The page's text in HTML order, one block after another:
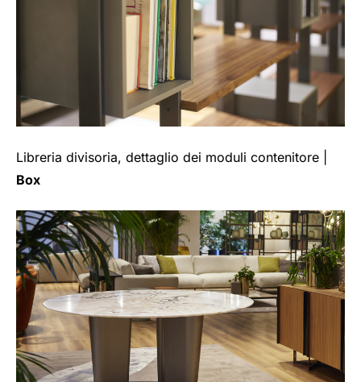
Libreria divisoria, dettaglio dei moduli contenitore |
Box